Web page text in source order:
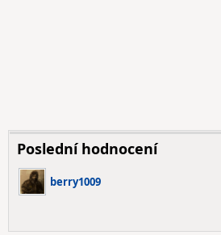
Poslední hodnocení
berry1009